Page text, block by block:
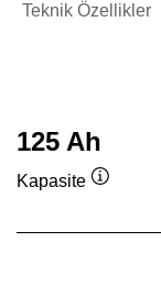
Teknik Özellikler
125 Ah
Kapasite